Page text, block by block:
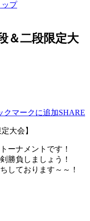
プ
＆二段限定大
SHARE
ーナメントです！
勝負しましょう！
しております～～！